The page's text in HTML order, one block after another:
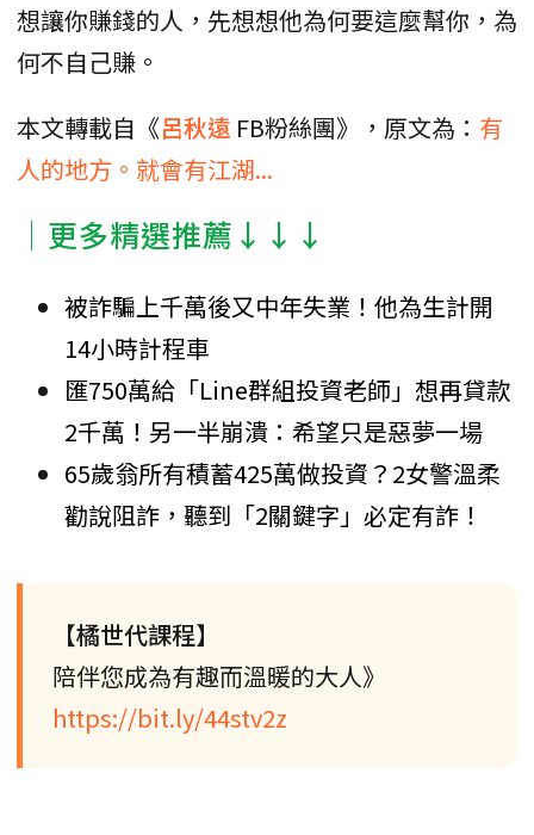
想讓你賺錢的人，先想想他為何要這麼幫你，為
何不自己賺。
本文轉載自《呂秋遠 FB粉絲團》，原文為： 有
人的地方。就會有江湖...
│更多精選推薦↓↓↓
被詐騙上千萬後又中年失業！他為生計開
14小時計程車
匯750萬給「Line群組投資老師」想再貸款
2千萬！另一半崩潰：希望只是惡夢一場
65歲翁所有積蓄425萬做投資？2女警溫柔
勸說阻詐，聽到「2關鍵字」必定有詐！
【橘世代課程】
陪伴您成為有趣而溫暖的大人》
https://bit.ly/44stv2z